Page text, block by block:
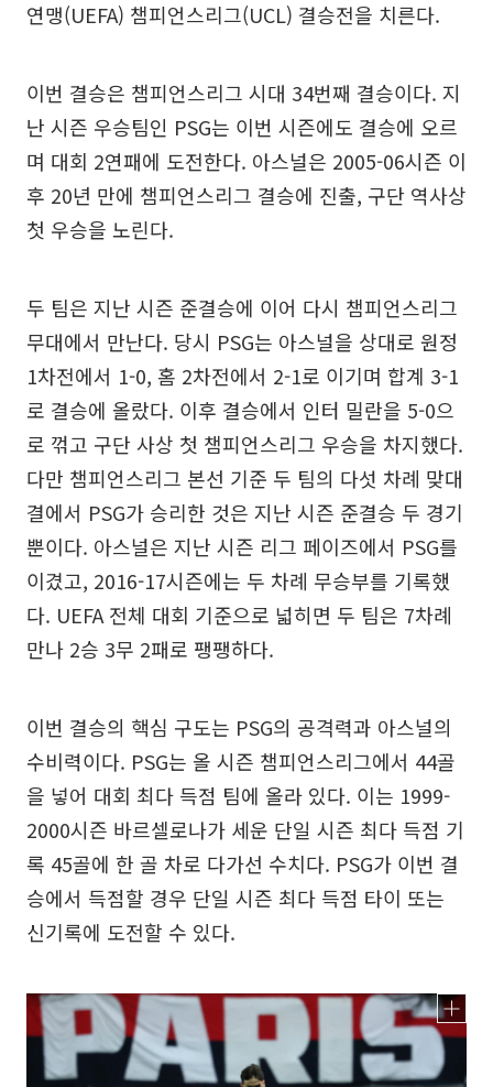
연맹(UEFA) 챔피언스리그(UCL) 결승전을 치른다.
이번 결승은 챔피언스리그 시대 34번째 결승이다. 지
난 시즌 우승팀인 PSG는 이번 시즌에도 결승에 오르
며 대회 2연패에 도전한다. 아스널은 2005-06시즌 이
후 20년 만에 챔피언스리그 결승에 진출, 구단 역사상
첫 우승을 노린다.
두 팀은 지난 시즌 준결승에 이어 다시 챔피언스리그
무대에서 만난다. 당시 PSG는 아스널을 상대로 원정
1차전에서 1-0, 홈 2차전에서 2-1로 이기며 합계 3-1
로 결승에 올랐다. 이후 결승에서 인터 밀란을 5-0으
로 꺾고 구단 사상 첫 챔피언스리그 우승을 차지했다.
다만 챔피언스리그 본선 기준 두 팀의 다섯 차례 맞대
결에서 PSG가 승리한 것은 지난 시즌 준결승 두 경기
뿐이다. 아스널은 지난 시즌 리그 페이즈에서 PSG를
이겼고, 2016-17시즌에는 두 차례 무승부를 기록했
다. UEFA 전체 대회 기준으로 넓히면 두 팀은 7차례
만나 2승 3무 2패로 팽팽하다.
이번 결승의 핵심 구도는 PSG의 공격력과 아스널의
수비력이다. PSG는 올 시즌 챔피언스리그에서 44골
을 넣어 대회 최다 득점 팀에 올라 있다. 이는 1999-
2000시즌 바르셀로나가 세운 단일 시즌 최다 득점 기
록 45골에 한 골 차로 다가선 수치다. PSG가 이번 결
승에서 득점할 경우 단일 시즌 최다 득점 타이 또는
신기록에 도전할 수 있다.